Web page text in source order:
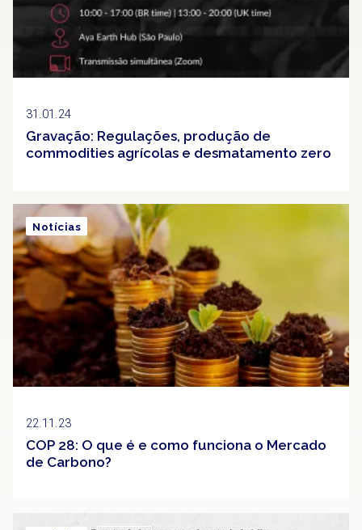
31.01.24
Gravação: Regulações, produção de
commodities agrícolas e desmatamento zero
22.11.23
COP 28: O que é e como funciona o Mercado
de Carbono?
Notícias